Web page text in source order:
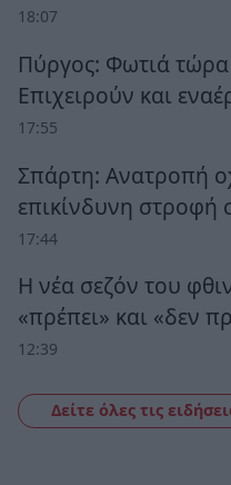
18:07
Πύργος: Φωτιά
Επιχειρούν και
17:55
Σπάρτη: Ανατροπή
επικίνδυνη στροφή
17:44
Η νέα σεζόν του
«πρέπει» και «δεν
12:39
Δείτε όλες τις